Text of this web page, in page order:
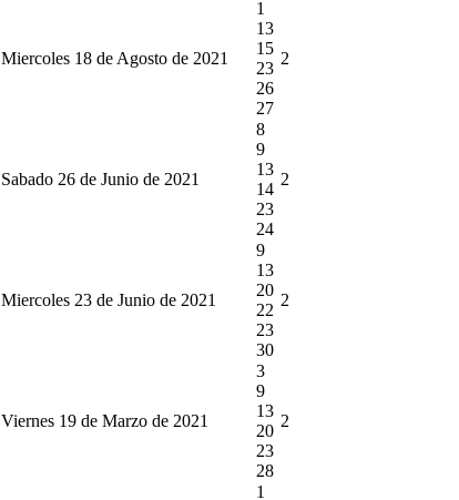
Miercoles 18 de Agosto de 2021
1
13
15
23
26
27
2
Sabado 26 de Junio de 2021
8
9
13
14
23
24
2
Miercoles 23 de Junio de 2021
9
13
20
22
23
30
2
Viernes 19 de Marzo de 2021
3
9
13
20
23
28
2
1